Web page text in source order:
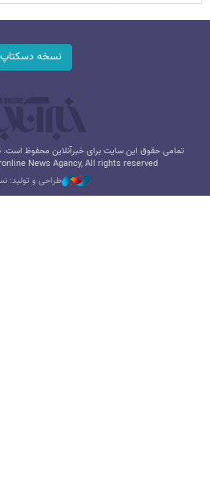
نسخه دسکتاپ
تمامی حقوق این سایت برای خبرآنلاین محفوظ است.
News Agancy, All rights reserved
طراحی و تولید: